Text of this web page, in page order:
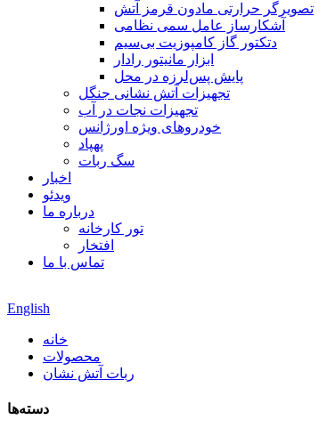
تصویرگر حرارتی مادون قرمز آتش
آشکارساز عامل سمی نظامی
دتکتور گاز کامپوزیت بی‌سیم
ابزار مانیتور رادار
پایش پس‌لرزه در محل
تجهیزات آتش نشانی جنگل
تجهیزات نجات در آب
خودروهای ویژه اورژانس
پهپاد
سگ ربات
اخبار
ویدئو
درباره ما
تور کارخانه
افتخار
تماس با ما
English
خانه
محصولات
ربات آتش نشان
دسته‌ها